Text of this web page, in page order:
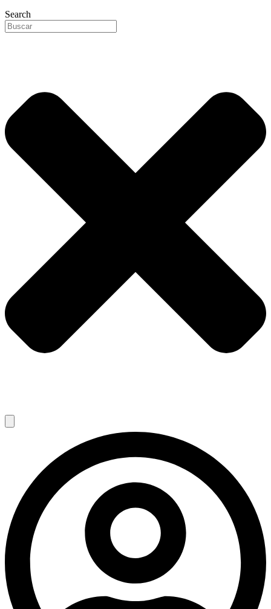
Search